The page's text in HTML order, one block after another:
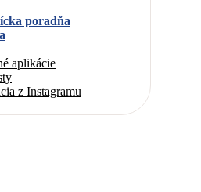
poradňa
aplikácie
z Instagramu